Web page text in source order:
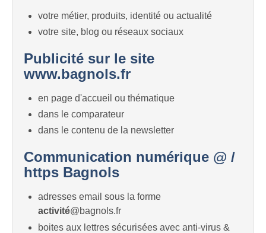
votre métier, produits, identité ou actualité
votre site, blog ou réseaux sociaux
Publicité sur le site
www.bagnols.fr
en page d'accueil ou thématique
dans le comparateur
dans le contenu de la newsletter
Communication numérique @ /
https Bagnols
adresses email sous la forme
activité@bagnols.fr
boites aux lettres sécurisées avec anti-virus &